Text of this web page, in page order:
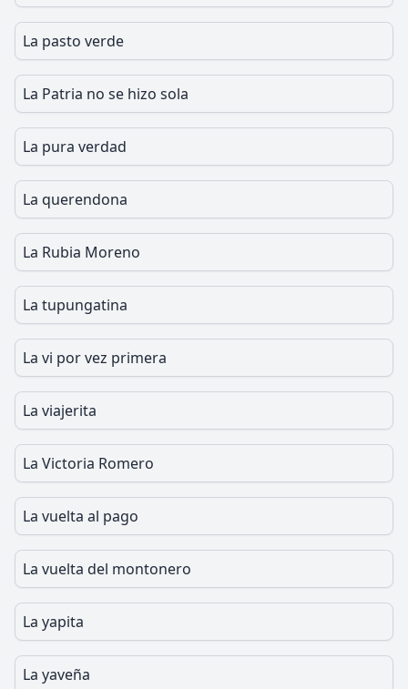
La pasto verde
La Patria no se hizo sola
La pura verdad
La querendona
La Rubia Moreno
La tupungatina
La vi por vez primera
La viajerita
La Victoria Romero
La vuelta al pago
La vuelta del montonero
La yapita
La yaveña